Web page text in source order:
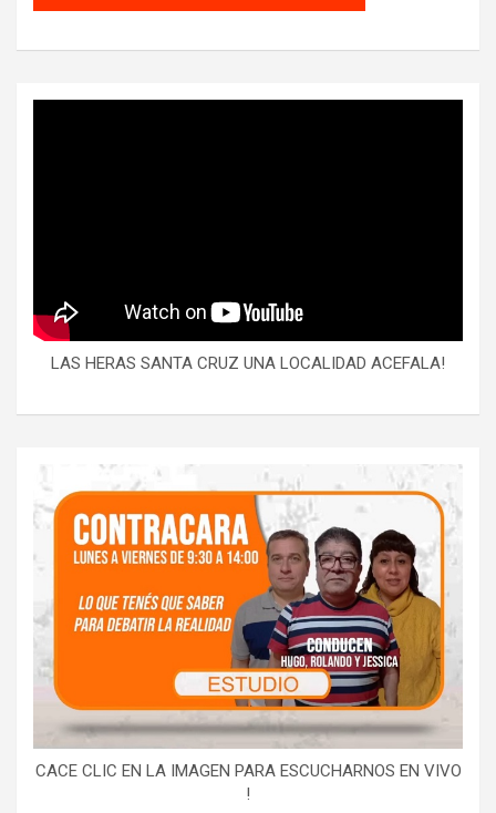
LAS HERAS SANTA CRUZ UNA LOCALIDAD ACEFALA!
CACE CLIC EN LA IMAGEN PARA ESCUCHARNOS EN VIVO
!